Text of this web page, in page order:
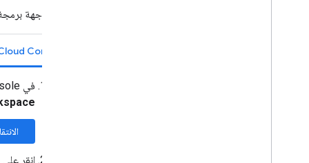
لتفعيل واجهة
Console
في Google Cloud Console، انتقِل إلى "القائمة"
انقر